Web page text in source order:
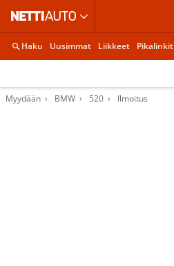
Haku Uusimmat Liikkeet Pikalinkit
Myydään BMW 520 Ilmoitus